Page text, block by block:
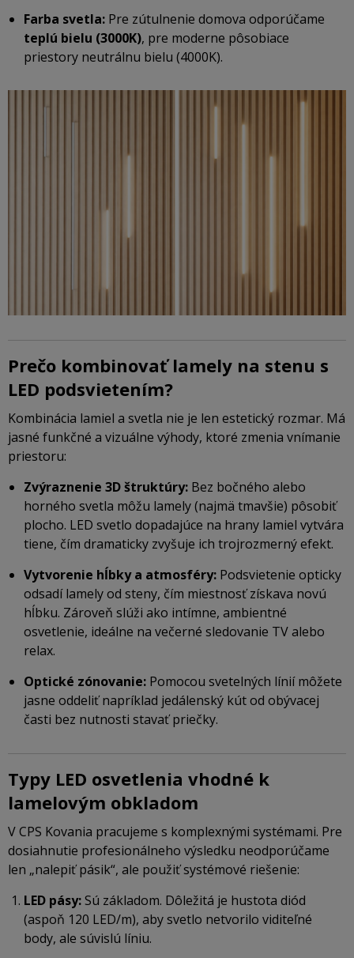
Farba svetla: Pre zútulnenie domova odporúčame
teplú bielu (3000K), pre moderne pôsobiace
priestory neutrálnu bielu (4000K).
Prečo kombinovať lamely na stenu s
LED podsvietením?
Kombinácia lamiel a svetla nie je len estetický rozmar. Má
jasné funkčné a vizuálne výhody, ktoré zmenia vnímanie
priestoru:
Zvýraznenie 3D štruktúry: Bez bočného alebo
horného svetla môžu lamely (najmä tmavšie) pôsobiť
plocho. LED svetlo dopadajúce na hrany lamiel vytvára
tiene, čím dramaticky zvyšuje ich trojrozmerný efekt.
Vytvorenie hĺbky a atmosféry: Podsvietenie opticky
odsadí lamely od steny, čím miestnosť získava novú
hĺbku. Zároveň slúži ako intímne, ambientné
osvetlenie, ideálne na večerné sledovanie TV alebo
relax.
Optické zónovanie: Pomocou svetelných línií môžete
jasne oddeliť napríklad jedálenský kút od obývacej
časti bez nutnosti stavať priečky.
Typy LED osvetlenia vhodné k
lamelovým obkladom
V CPS Kovania pracujeme s komplexnými systémami. Pre
dosiahnutie profesionálneho výsledku neodporúčame
len „nalepiť pásik“, ale použiť systémové riešenie:
LED pásy:Sú základom. Dôležitá je hustota diód
(aspoň 120 LED/m), aby svetlo netvorilo viditeľné
body, ale súvislú líniu.